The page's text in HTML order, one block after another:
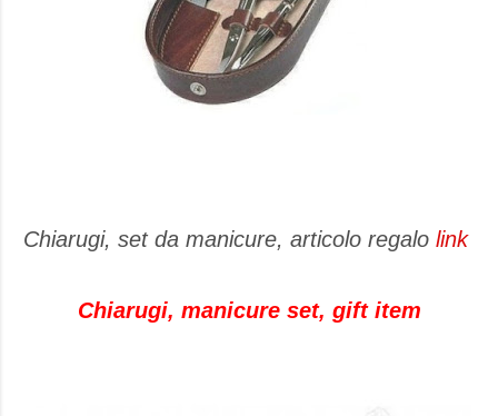
Chiarugi, set da manicure, articolo regalo link
Chiarugi, manicure set, gift item